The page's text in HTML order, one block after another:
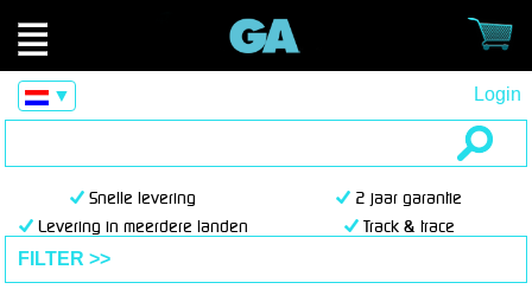
Login
▼
Snelle levering
2 jaar garantie
Levering in meerdere landen
Track & trace
FILTER >>